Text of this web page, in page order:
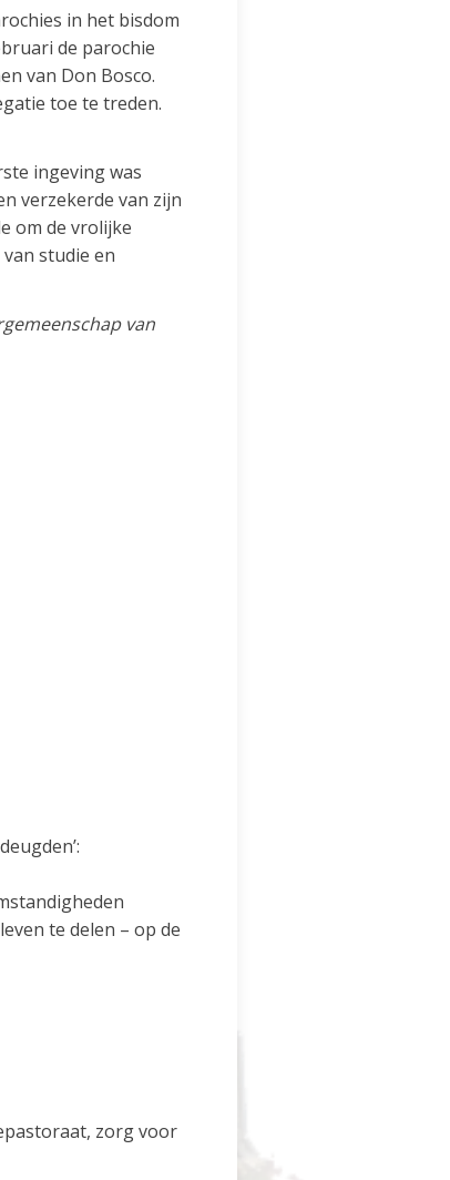
in het bisdom
de parochie
van Don Bosco.
toe te treden.
ingeving was
verzekerde van zijn
om de vrolijke
studie en
van
te delen – op de
zorg voor